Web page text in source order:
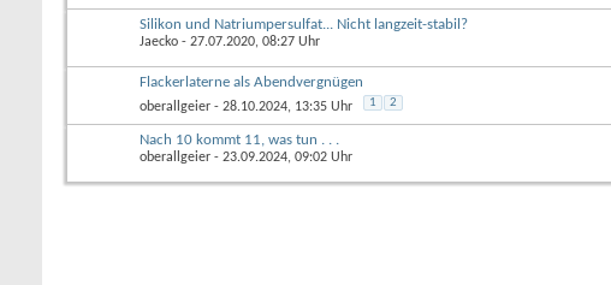
Silikon und Natriumpersulfat... Nicht langzeit-stabil?
Jaecko - 27.07.2020, 08:27 Uhr
Flackerlaterne als Abendvergnügen
oberallgeier - 28.10.2024, 13:35 Uhr 1 2
Nach 10 kommt 11, was tun . . .
oberallgeier - 23.09.2024, 09:02 Uhr